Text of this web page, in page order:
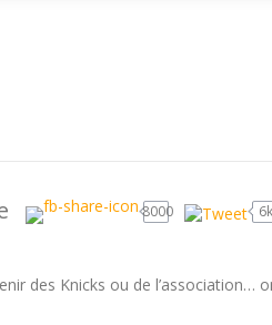
8000 6k
des Knicks ou de l’association…